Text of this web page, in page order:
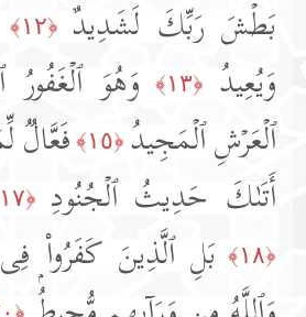
بَطۡشَ رَبِّكَ لَشَدِیدٌ ﴿١٢﴾
وَیُعِیدُ ﴿١٣﴾ وَهُوَ ٱلۡغَفُورُ
ٱلۡعَرۡشِ ٱلۡمَجِیدُ ﴿١٥﴾ فَعَّالࣱ
أَتَىٰكَ حَدِیثُ ٱلۡجُنُودِ ﴿١٧﴾
﴿١٨﴾ بَلِ ٱلَّذِینَ كَفَرُوا۟